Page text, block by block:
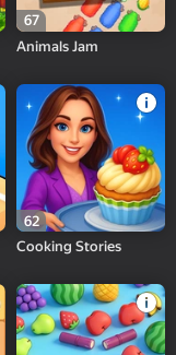
67
Animals Jam
62
Cooking Stories